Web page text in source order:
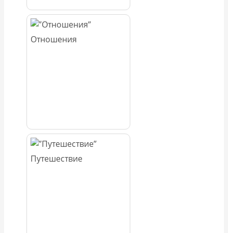
Отношения
Путешествие